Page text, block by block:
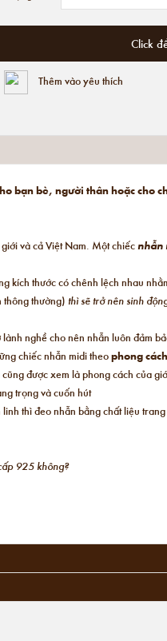
Click
Thêm vào yêu thích
bạn bè, người thân hoặc cho
và cả Việt Nam. Một chiếcnhẫn
kích thước có chênh lệch nhau
thông thường) thì sẽ trở nên sinh
nghề cho nên nhẫn luôn đảm
chiếc nhẫn midi theophong
được xem là phong cách của
trọng và cuốn hút
thì đeo nhẫn bằng chất liệu
925 không?